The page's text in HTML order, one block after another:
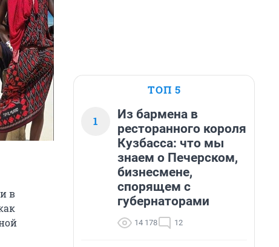
в
ТОП 5
1
Из бармена в
ресторанного короля
Кузбасса: что мы
знаем о Печерском,
бизнесмене,
спорящем с
губернаторами
14 178 12